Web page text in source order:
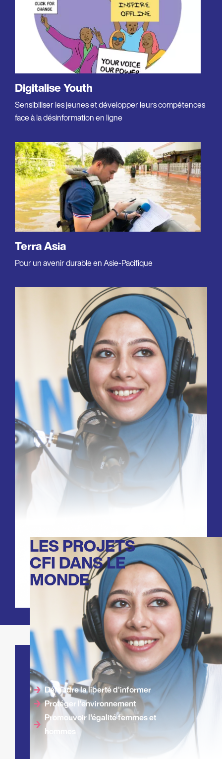
Digitalise Youth
Sensibiliser les jeunes et développer leurs compétences
face à la désinformation en ligne
Terra Asia
Pour un avenir durable en Asie-Pacifique
LES PROJETS
CFI DANS LE
MONDE
NOUS AGISSONS POUR
Défendre la liberté d'informer
Protéger l'environnement
Promouvoir l'égalité femmes et
hommes